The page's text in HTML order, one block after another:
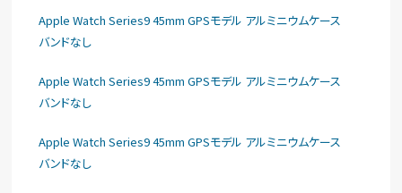
Apple Watch Series9 45mm GPSモデル アルミニウムケース
バンドなし
Apple Watch Series9 45mm GPSモデル アルミニウムケース
バンドなし
Apple Watch Series9 45mm GPSモデル アルミニウムケース
バンドなし